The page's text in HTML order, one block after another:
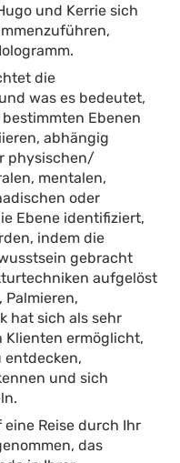
und Kerrie sich
die
was es bedeutet,
Ebenen
abhängig
physischen/
mentalen,
oder
Ebene identifiziert,
indem die
gebracht
aufgelöst
hat sich als sehr
Klienten ermöglicht,
entdecken,
und sich
Reise durch Ihr
das